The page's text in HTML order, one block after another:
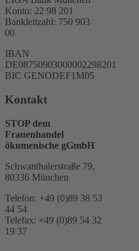
Konto: 22 98 201
Bankleitzahl: 750 903
00
IBAN
DE08750903000002298201
BIC GENODEF1M05
Kontakt
STOP dem
Frauenhandel
ökumenische gGmbH
Schwanthalerstraße 79,
80336 München
Telefon: +49 (0)89 38 53
44 54
Telefax: +49 (0)89 54 32
19 37